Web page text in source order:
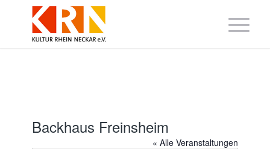
Backhaus Freinsheim
« Alle Veranstaltungen